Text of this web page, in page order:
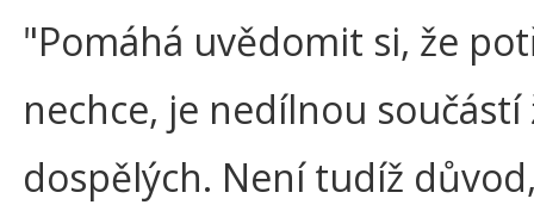
"Pomáhá uvědomit si, že
nechce, je nedílnou
dospělých. Není tudíž